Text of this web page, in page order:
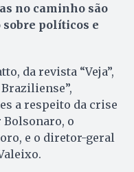
no caminho são
políticos e
da revista “Veja”,
a respeito da crise
Bolsonaro, o
e o diretor-geral